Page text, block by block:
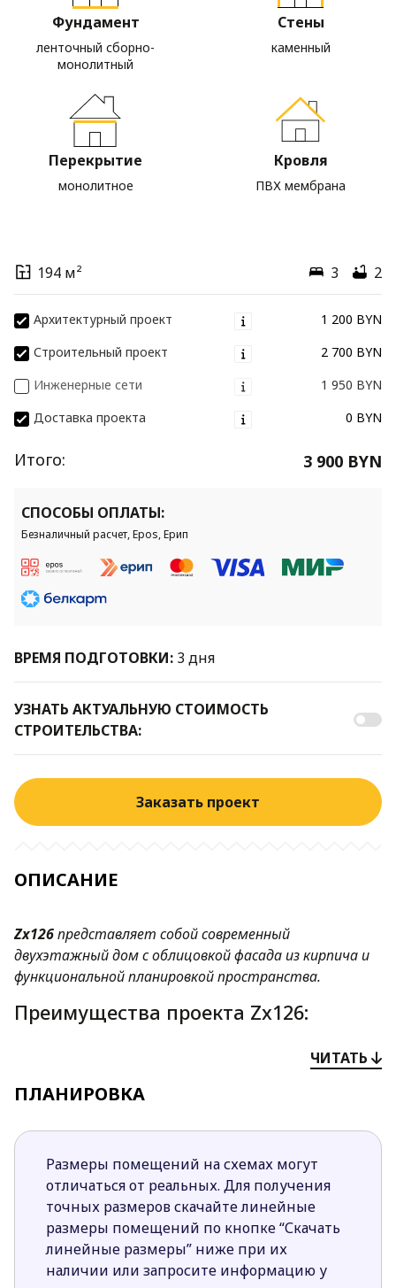
Фундамент
ленточный сборно-
монолитный
Стены
каменный
Перекрытие
монолитное
Кровля
ПВХ мембрана
194 м² 3 2
Архитектурный проект
1 200 BYN
Строительный проект
2 700 BYN
Инженерные сети
1 950 BYN
Доставка проекта
0 BYN
Итого: 3 900 BYN
СПОСОБЫ ОПЛАТЫ:
Безналичный расчет, Epos, Ерип
ВРЕМЯ ПОДГОТОВКИ: 3 дня
УЗНАТЬ АКТУАЛЬНУЮ СТОИМОСТЬ
СТРОИТЕЛЬСТВА:
Заказать проект
ОПИСАНИЕ
Zx126представляет собой современный
двухэтажный дом с облицовкой фасада из кирпича и
функциональной планировкой пространства.
Преимущества проекта Zx126:
Современный дизайн экстерьера в сочетании
с интересной архитектурой делает строение
привлекательным, строгим и элегантным.
небольшой балкон с выходом из спальни
второго этажа.
Второй свет, спроектированный в дневной
зоне со стороны сада, обеспечивает
проникновение внутрь дома большого
количества солнечных лучей.
На втором ярусе над гаражом спроектирована
красивая терраса, предназначенная для
ЧИТАТЬ
ПЛАНИРОВКА
Размеры помещений на схемах могут
отличаться от реальных. Для получения
точных размеров скачайте линейные
размеры помещений по кнопке “Скачать
линейные размеры” ниже при их
наличии или запросите информацию у